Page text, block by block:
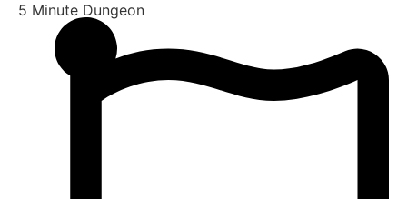
5 Minute Dungeon